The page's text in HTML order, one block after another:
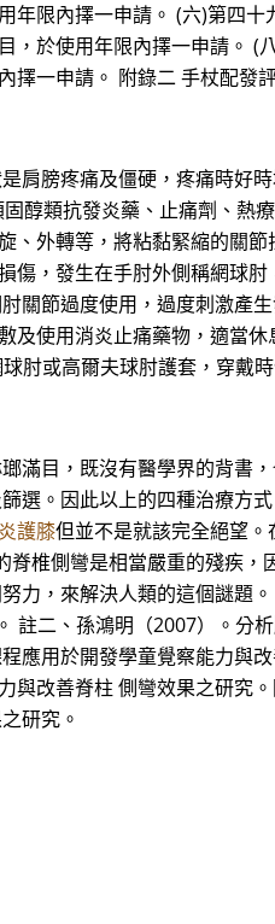
年限內擇一申請。 (六)第四
，於使用年限內擇一申請。
擇一申請。 附錄二 手杖配發
肩膀疼痛及僵硬，疼痛時好
醇類抗發炎藥、止痛劑、熱
、外轉等，將粘黏緊縮的關
傷，發生在手肘外側稱網球
關節過度使用，過度刺激產
及使用消炎止痛藥物，適當
肘或高爾夫球肘護套，穿戴
滿目，既沒有醫學界的背書
選。因此以上的四種治療方
護膝但並不是就該完全絕望
椎側彎是相當嚴重的殘疾
力，來解決人類的這個謎題
註二、孫鴻明（2007）。分
應用於開發學童覺察能力與
與改善脊柱 側彎效果之研究
研究。